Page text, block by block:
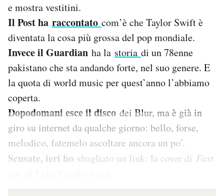
Esci
e mostra vestitini.
Il Post ha raccontato com’è che Taylor Swift è
diventata la cosa più grossa del pop mondiale.
Invece il Guardian ha la storia di un 78enne
pakistano che sta andando forte, nel suo genere. E
la quota di world music per quest’anno l’abbiamo
coperta.
Dopodomani esce il disco dei Blur, ma è già in
giro su internet da qualche giorno: bello, forse,
melodico, fatemelo ascoltare ancora un po’.
Scusate, ieri ho sbagliato un link: la cover di Fast